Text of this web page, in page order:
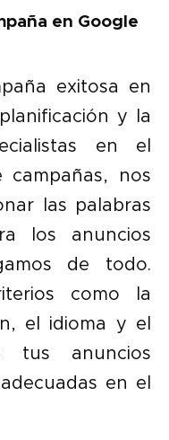
en Google
exitosa en
y la
en el
campañas, nos
las palabras
los anuncios
de todo.
como la
el idioma y el
tus anuncios
en el